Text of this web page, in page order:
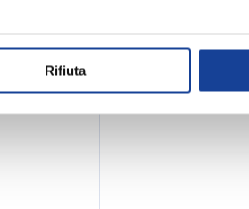
Rifiuta